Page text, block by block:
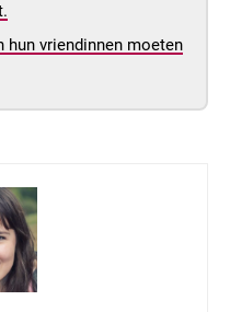
hun vriendinnen moeten